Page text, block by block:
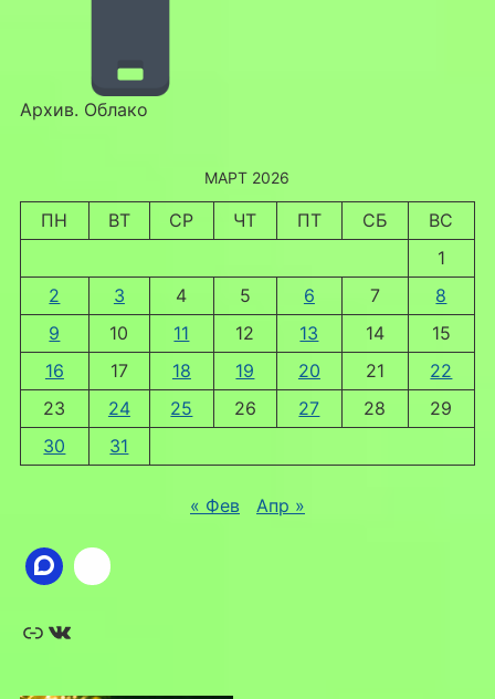
Архив. Облако
МАРТ 2026
ПН ВТ СР ЧТ ПТ СБ
ВС
1
2
3 4 5 6 7
8
9
10 11 12 13 14
15
16
17 18 19 20 21
22
23
24 25 26 27 28
29
30
31
« Фев Апр »